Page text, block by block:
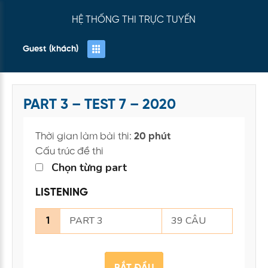
HỆ THỐNG THI TRỰC TUYẾN
Guest (khách)
PART 3 – TEST 7 – 2020
Thời gian làm bài thi: 20 phút
Cấu trúc đề thi
Chọn từng part
LISTENING
1 PART 3 39 CÂU